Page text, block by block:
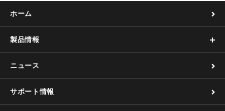
ホーム
製品情報
ニュース
サポート情報